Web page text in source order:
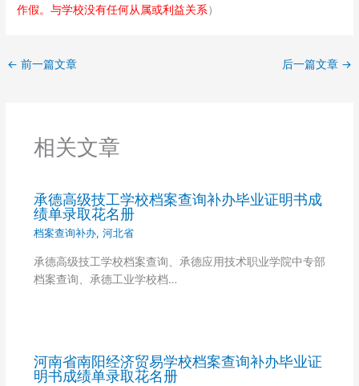
作假。与学校没有任何从属或利益关系）
← 前一篇文章 后一篇文章 →
相关文章
承德高级技工学校档案查询补办毕业证明书成
绩单录取花名册
档案查询补办, 河北省
承德高级技工学校档案查询、承德应用技术职业学院中专部
档案查询、承德工业学校档…
河南省南阳经济贸易学校档案查询补办毕业证
明书成绩单录取花名册